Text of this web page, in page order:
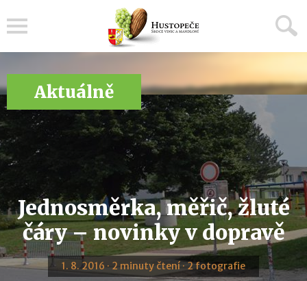
Aktuálně
Jednosměrka, měřič, žluté
čáry – novinky v dopravě
1. 8. 2016 · 2 minuty čtení · 2 fotografie